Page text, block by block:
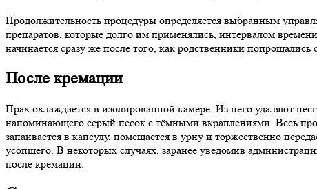
Продолжительность процедуры определяется выбранным
препаратов, которые долго им применялись, интервалом
начинается сразу же после того, как родственники
После кремации
Прах охлаждается в изолированной камере. Из него удаляют
напоминающего серый песок с тёмными вкраплениями. Весь
запаивается в капсулу, помещается в урну и торжественно
усопшего. В некоторых случаях, заранее уведомив
после кремации.